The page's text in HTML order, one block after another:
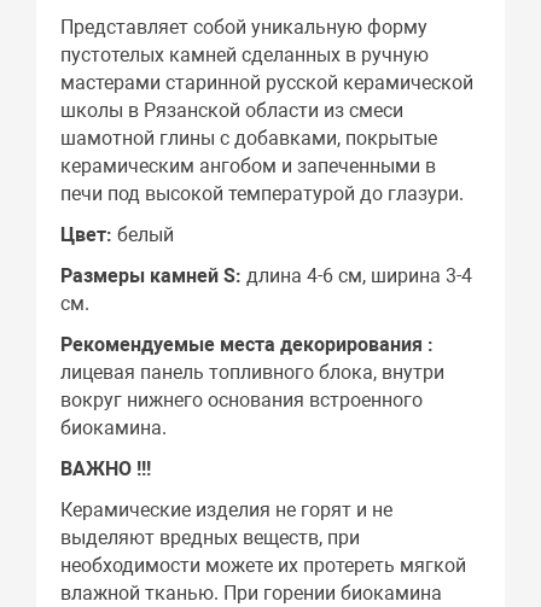
Представляет собой уникальную форму
пустотелых камней сделанных в ручную
мастерами старинной русской керамической
школы в Рязанской области из смеси
шамотной глины с добавками, покрытые
керамическим ангобом и запеченными в
печи под высокой температурой до глазури.
Цвет:белый
Размеры камнейS:длина 4-6 см, ширина 3-4
см.
Рекомендуемые места декорирования :
лицевая панель топливного блока, внутри
вокруг нижнего основания встроенного
биокамина.
ВАЖНО !!!
Керамические изделия не горят и не
выделяют вредных веществ, при
необходимости можете их протереть мягкой
влажной тканью. При горении биокамина